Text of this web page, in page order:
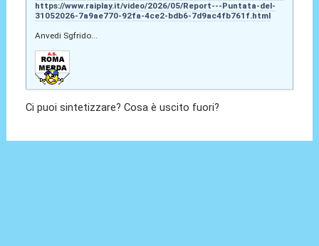
https://www.raiplay.it/video/2026/05/Report---Puntata-del-
31052026-7a9ae770-92fa-4ce2-bdb6-7d9ac4fb761f.html
Anvedi Sgfrido...
Ci puoi sintetizzare? Cosa è uscito fuori?